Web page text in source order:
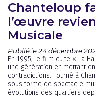
Chanteloup
l’œuvre
Musicale
Publié le 24 décembre
En 1995, le film culte « La
une génération en mettant
contradictions. Tourné à
sous forme de spectacle
évolutions des quartiers